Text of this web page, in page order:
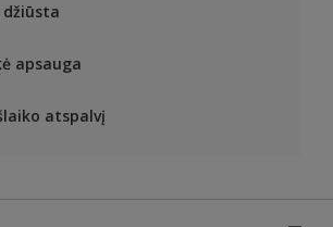
apsauga
atspalvį